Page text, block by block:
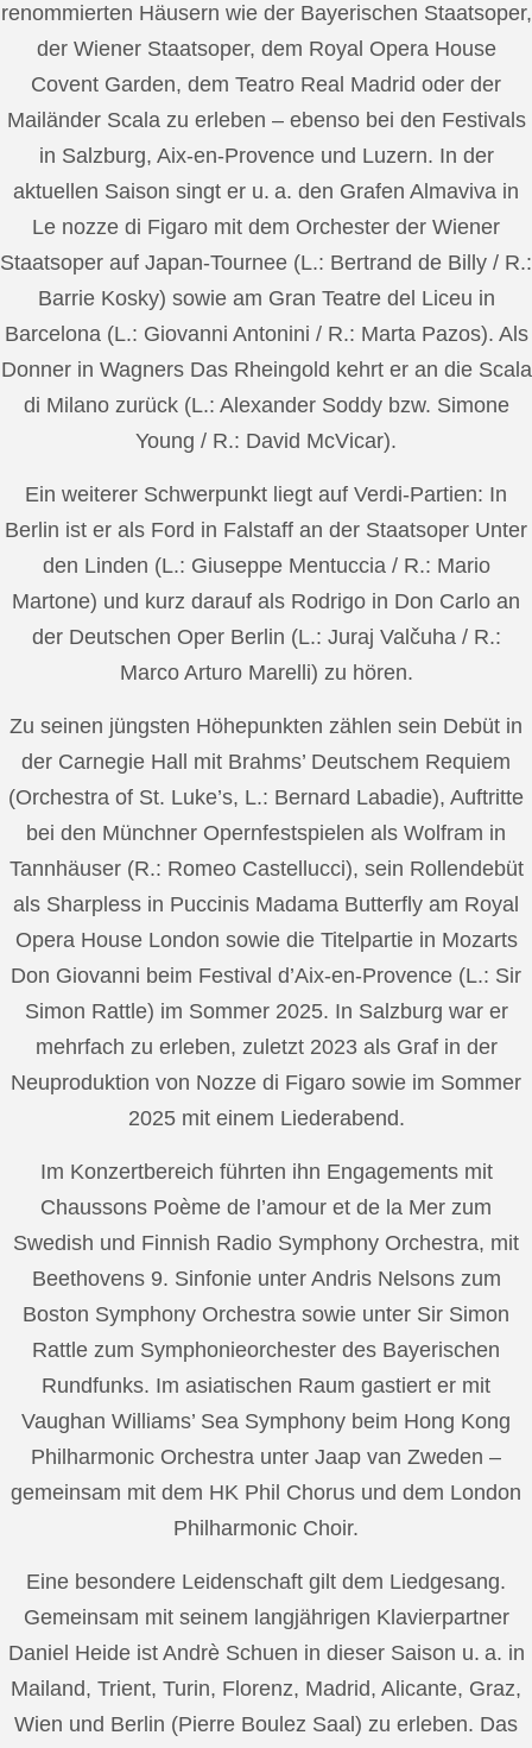
renommierten Häusern wie der Bayerischen Staatsoper,
der Wiener Staatsoper, dem Royal Opera House
Covent Garden, dem Teatro Real Madrid oder der
Mailänder Scala zu erleben – ebenso bei den Festivals
in Salzburg, Aix-en-Provence und Luzern. In der
aktuellen Saison singt er u. a. den Grafen Almaviva in
Le nozze di Figaro mit dem Orchester der Wiener
Staatsoper auf Japan-Tournee (L.: Bertrand de Billy / R.:
Barrie Kosky) sowie am Gran Teatre del Liceu in
Barcelona (L.: Giovanni Antonini / R.: Marta Pazos). Als
Donner in Wagners Das Rheingold kehrt er an die Scala
di Milano zurück (L.: Alexander Soddy bzw. Simone
Young / R.: David McVicar).
Ein weiterer Schwerpunkt liegt auf Verdi-Partien: In
Berlin ist er als Ford in Falstaff an der Staatsoper Unter
den Linden (L.: Giuseppe Mentuccia / R.: Mario
Martone) und kurz darauf als Rodrigo in Don Carlo an
der Deutschen Oper Berlin (L.: Juraj Valčuha / R.:
Marco Arturo Marelli) zu hören.
Zu seinen jüngsten Höhepunkten zählen sein Debüt in
der Carnegie Hall mit Brahms’ Deutschem Requiem
(Orchestra of St. Luke’s, L.: Bernard Labadie), Auftritte
bei den Münchner Opernfestspielen als Wolfram in
Tannhäuser (R.: Romeo Castellucci), sein Rollendebüt
als Sharpless in Puccinis Madama Butterfly am Royal
Opera House London sowie die Titelpartie in Mozarts
Don Giovanni beim Festival d’Aix-en-Provence (L.: Sir
Simon Rattle) im Sommer 2025. In Salzburg war er
mehrfach zu erleben, zuletzt 2023 als Graf in der
Neuproduktion von Nozze di Figaro sowie im Sommer
2025 mit einem Liederabend.
Im Konzertbereich führten ihn Engagements mit
Chaussons Poème de l’amour et de la Mer zum
Swedish und Finnish Radio Symphony Orchestra, mit
Beethovens 9. Sinfonie unter Andris Nelsons zum
Boston Symphony Orchestra sowie unter Sir Simon
Rattle zum Symphonieorchester des Bayerischen
Rundfunks. Im asiatischen Raum gastiert er mit
Vaughan Williams’ Sea Symphony beim Hong Kong
Philharmonic Orchestra unter Jaap van Zweden –
gemeinsam mit dem HK Phil Chorus und dem London
Philharmonic Choir.
Eine besondere Leidenschaft gilt dem Liedgesang.
Gemeinsam mit seinem langjährigen Klavierpartner
Daniel Heide ist Andrè Schuen in dieser Saison u. a. in
Mailand, Trient, Turin, Florenz, Madrid, Alicante, Graz,
Wien und Berlin (Pierre Boulez Saal) zu erleben. Das